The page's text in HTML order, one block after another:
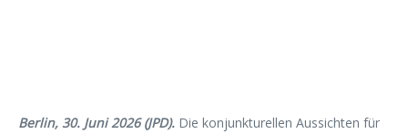
Berlin, 30. Juni 2026 (JPD). Die konjunkturellen Aussichten für